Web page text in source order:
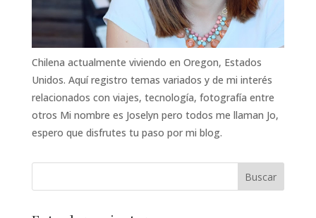
Chilena actualmente viviendo en Oregon, Estados
Unidos. Aquí registro temas variados y de mi interés
relacionados con viajes, tecnología, fotografía entre
otros Mi nombre es Joselyn pero todos me llaman Jo,
espero que disfrutes tu paso por mi blog.